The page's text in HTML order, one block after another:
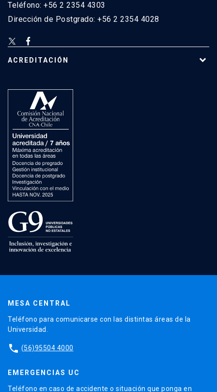
Teléfono: +56 2 2354 4303
Dirección de Postgrado: +56 2 2354 4028
ACREDITACIÓN
MESA CENTRAL
Teléfono para comunicarse con las distintas áreas de la
Universidad.
phone (56)95504 4000
EMERGENCIAS UC
Teléfono en caso de accidente o situación que ponga en